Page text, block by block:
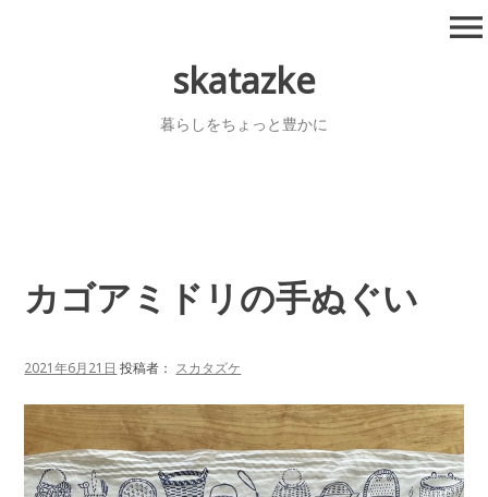
skatazke
暮らしをちょっと豊かに
menu
カゴアミドリの手ぬぐい
2021年6月21日 投稿者： スカタズケ